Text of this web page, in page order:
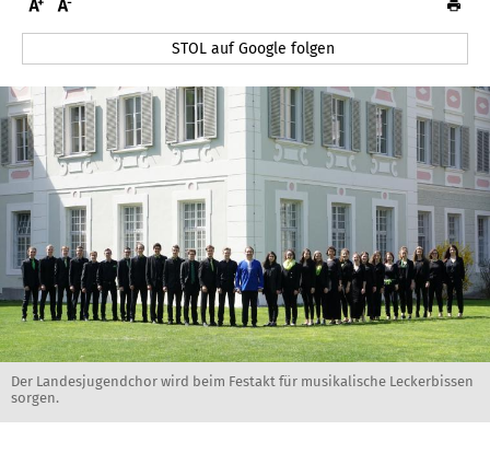
STOL auf Google folgen
Der Landesjugendchor wird beim Festakt für musikalische Leckerbissen
sorgen.